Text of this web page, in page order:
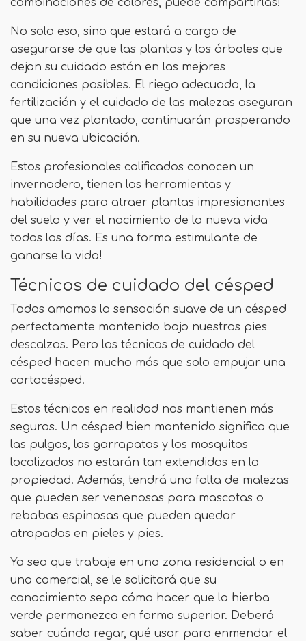
combinaciones de colores, puede compartirlas!
No solo eso, sino que estará a cargo de
asegurarse de que las plantas y los árboles que
dejan su cuidado están en las mejores
condiciones posibles. El riego adecuado, la
fertilización y el cuidado de las malezas aseguran
que una vez plantado, continuarán prosperando
en su nueva ubicación.
Estos profesionales calificados conocen un
invernadero, tienen las herramientas y
habilidades para atraer plantas impresionantes
del suelo y ver el nacimiento de la nueva vida
todos los días. Es una forma estimulante de
ganarse la vida!
Técnicos de cuidado del césped
Todos amamos la sensación suave de un césped
perfectamente mantenido bajo nuestros pies
descalzos. Pero los técnicos de cuidado del
césped hacen mucho más que solo empujar una
cortacésped.
Estos técnicos en realidad nos mantienen más
seguros. Un césped bien mantenido significa que
las pulgas, las garrapatas y los mosquitos
localizados no estarán tan extendidos en la
propiedad. Además, tendrá una falta de malezas
que pueden ser venenosas para mascotas o
rebabas espinosas que pueden quedar
atrapadas en pieles y pies.
Ya sea que trabaje en una zona residencial o en
una comercial, se le solicitará que su
conocimiento sepa cómo hacer que la hierba
verde permanezca en forma superior. Deberá
saber cuándo regar, qué usar para enmendar el